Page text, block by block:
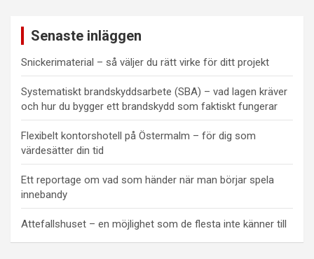
Senaste inläggen
Snickerimaterial – så väljer du rätt virke för ditt projekt
Systematiskt brandskyddsarbete (SBA) – vad lagen kräver
och hur du bygger ett brandskydd som faktiskt fungerar
Flexibelt kontorshotell på Östermalm – för dig som
värdesätter din tid
Ett reportage om vad som händer när man börjar spela
innebandy
Attefallshuset – en möjlighet som de flesta inte känner till